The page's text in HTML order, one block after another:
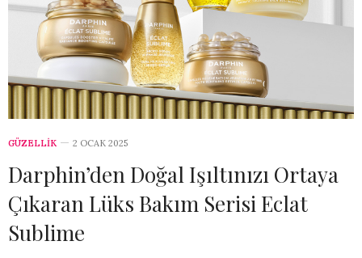
GÜZELLİK 2 OCAK 2025
Darphin’den Doğal Işıltınızı Ortaya
Çıkaran Lüks Bakım Serisi Eclat
Sublime